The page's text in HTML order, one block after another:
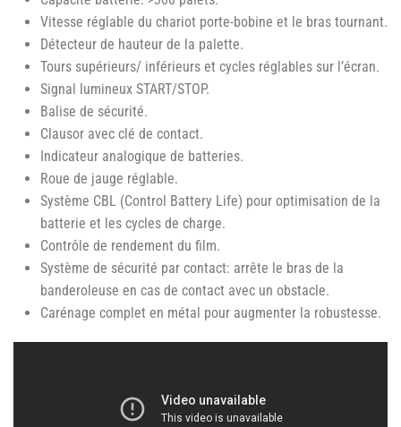
Vitesse réglable du chariot porte-bobine et le bras tournant.
Détecteur de hauteur de la palette.
Tours supérieurs/ inférieurs et cycles réglables sur l’écran.
Signal lumineux START/STOP.
Balise de sécurité.
Clausor avec clé de contact.
Indicateur analogique de batteries.
Roue de jauge réglable.
Système CBL (Control Battery Life) pour optimisation de la
batterie et les cycles de charge.
Contrôle de rendement du film.
Système de sécurité par contact: arrête le bras de la
banderoleuse en cas de contact avec un obstacle.
Carénage complet en métal pour augmenter la robustesse.